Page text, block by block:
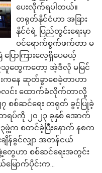
ပေးလိုက်ရပါတယ်။
တရုတ်နိုင်ငံဟာ အခြား
နိုင်ငံရဲ့ ပြည်တွင်းရေးမှာ
ဝင်ရောက်စွက်ဖက်တာ မ
ောကြားလေ့ရှိပေမယ့်
ည်သူတွေကတော့ အဲ့ဒီလို မမြင်
ကနေ ဆုတ်ခွာစေခဲ့တာဟာ
င်း ထောက်ခံလိုက်တာလို့
စစ်ဆင်ရေး တရုတ် ခွင့်ပြုခဲ့
ရပ်ကို ၂၀၂၃ ခုနှစ် အောက်
ဖွဲ့က စတင်ခဲ့ပြီးနောက် နစက
ျိန်ခွင်လျှာ အတန်ငယ်
ဖွဲ့တွေဟာ စစ်ဆင်ရေးအတွင်း
ြောက်ပိုင်းက…